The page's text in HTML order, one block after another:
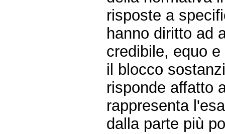
risposte a
hanno diritto ad
credibile, equo
il blocco
risponde affatto
rappresenta
dalla parte più